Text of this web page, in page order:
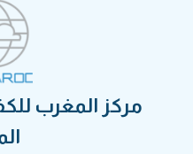
مركز المغرب